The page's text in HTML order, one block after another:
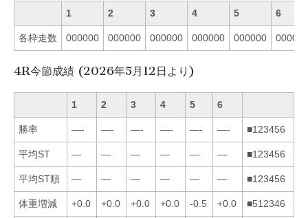
1 2 3 4 5 6
各枠走数 000000 000000 000000 000000 000000 000000
4R今節成績 (2026年5月12日より)
1 2 3 4 5 6
勝率 —- —- —- —- —- —- ■123456
平均ST — — — — — — ■123456
平均ST順 — — — — — — ■123456
体重増減 +0.0 +0.0 +0.0 +0.0 -0.5 +0.0 ■512346